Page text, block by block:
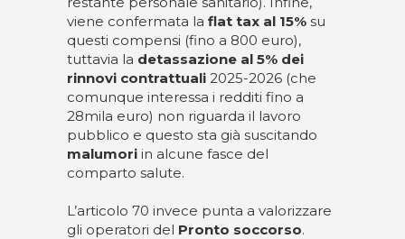
viene confermata la flat tax al 15% su
questi compensi (fino a 800 euro),
tuttavia la detassazione al 5% dei
rinnovi contrattuali 2025-2026 (che
comunque interessa i redditi fino a
28mila euro) non riguarda il lavoro
pubblico e questo sta già suscitando
malumori in alcune fasce del
comparto salute.
L’articolo 70 invece punta a valorizzare
gli operatori del Pronto soccorso.